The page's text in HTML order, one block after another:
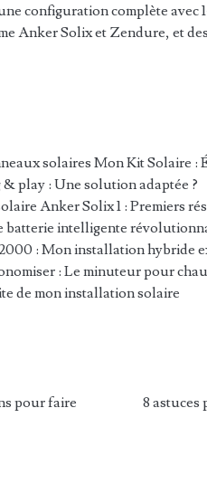
configuration complète avec
Anker Solix et Zendure, et
solaires Mon Kit Solaire :
play : Une solution adaptée ?
Anker Solix 1 : Premiers
batterie intelligente
: Mon installation hybride
: Le minuteur pour
de mon installation solaire
pour faire
8 astuces